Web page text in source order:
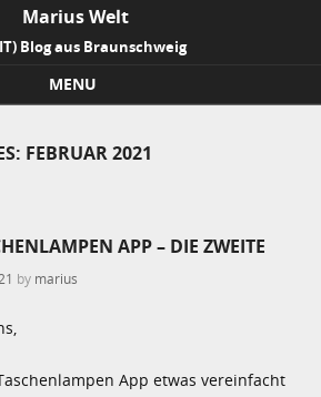
Marius Welt
Blog aus Braunschweig
MENU
FEBRUAR 2021
APP – DIE ZWEITE
by marius
App etwas vereinfacht